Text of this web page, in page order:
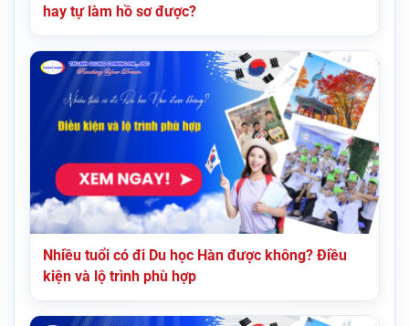
hay tự làm hồ sơ được?
Nhiều tuổi có đi Du học Hàn được không? Điều
kiện và lộ trình phù hợp